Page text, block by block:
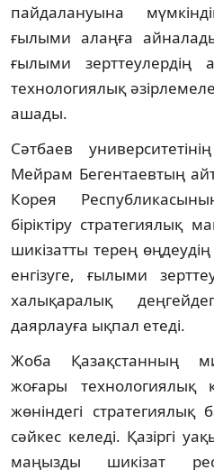
пайдалануына
ғылыми алаңға
ғылыми зерттеулердің
технологиялық
ашады.
Сәтбаев
Мейрам Бегентаевтың
Корея
біріктіру
шикізатты терең
енгізуге, ғылыми
халықаралық
даярлауға ықпал етеді.
Жоба Қазақстанның
жоғары технологиялық
жөніндегі
сәйкес келеді. Қазіргі
маңызды шикізат